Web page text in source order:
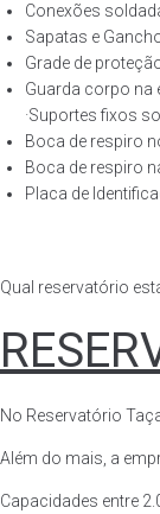
Conexões
Sapatas e
Grade de
Guarda corpo na
·Suportes fixos
Boca de respiro
Boca de respiro
Placa de
Qual reservatório
No Reservatório
Além do mais, a
Capacidades entre